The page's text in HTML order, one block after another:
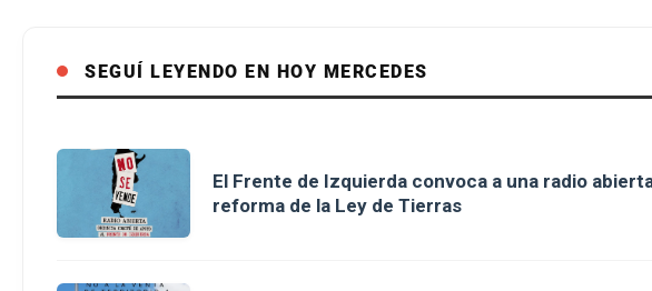
SEGUÍ LEYENDO EN HOY MERCEDES
El Frente de Izquierda convoca a una radio
reforma de la Ley de Tierras